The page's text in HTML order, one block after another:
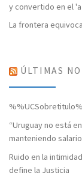
y convertido en el
La frontera
ÚLTIMAS
“Uruguay no está
manteniendo
Ruido en la
define la Justicia